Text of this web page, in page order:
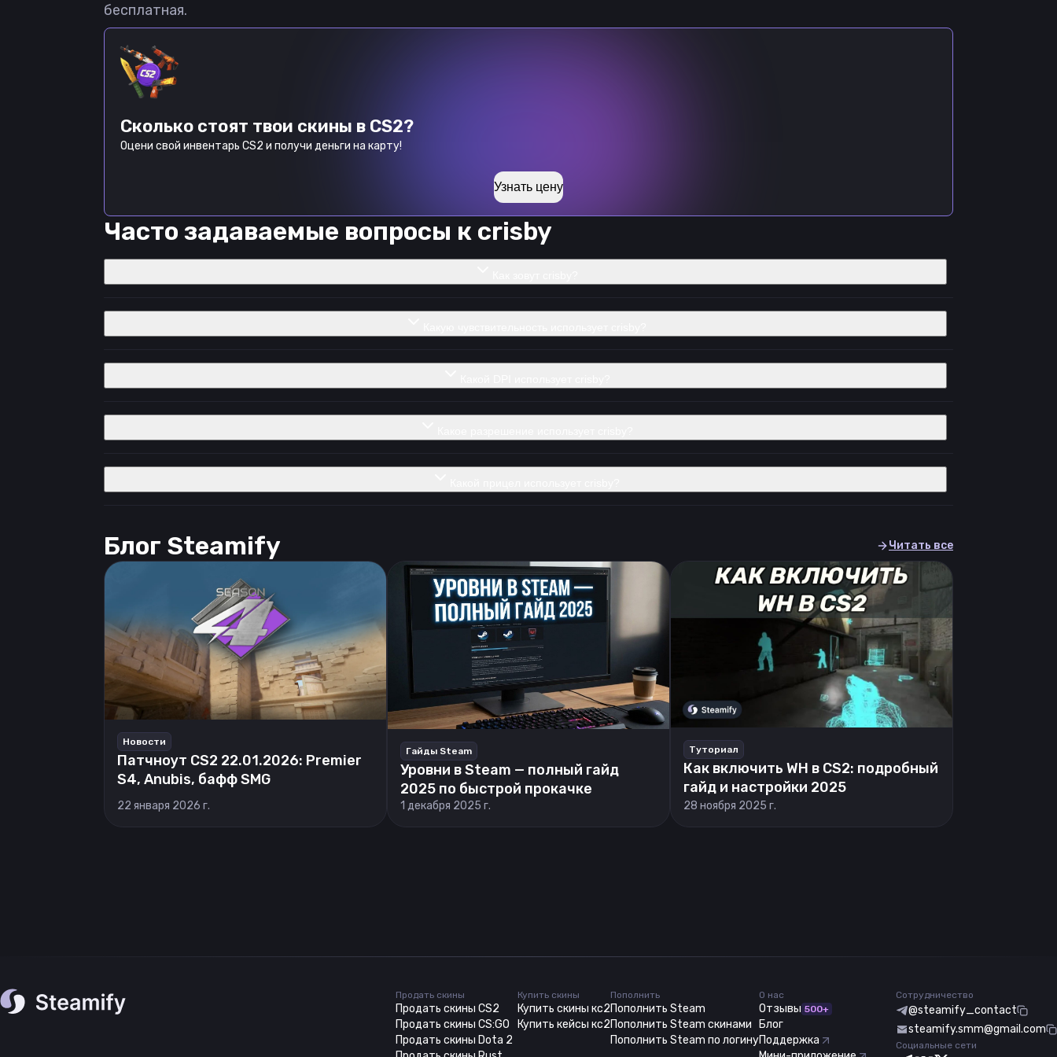
бесплатная.
Сколько стоят твои скины в CS2?
Оцени свой инвентарь CS2 и получи деньги на карту!
Узнать цену
Часто задаваемые вопросы к crisby
Блог Steamify Читать все
Новости
Патчноут CS2 22.01.2026: Premier
S4, Anubis, бафф SMG
22 января 2026 г.
Гайды Steam
Уровни в Steam — полный гайд
2025 по быстрой прокачке
1 декабря 2025 г.
Туториал
Как включить WH в CS2: подробный
гайд и настройки 2025
28 ноября 2025 г.
Продать скины
Продать скины CS2
Продать скины CS:GO
Продать скины Dota 2
Купить скины
Купить скины кс2
Купить кейсы кс2
Пополнить
Пополнить Steam
Пополнить Steam скинами
Пополнить Steam по логину
О нас
Отзывы 500+
Блог
Поддержка
Сотрудничество
@steamify_contact
steamify.smm@gmail.com
Социальные сети